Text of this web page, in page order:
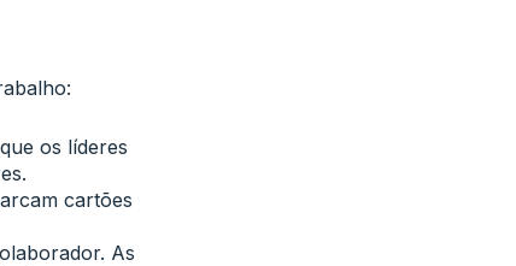
os líderes
cartões
As